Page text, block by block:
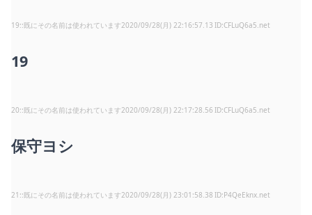
19: 既にその名前は使われています2020/09/28(月) 22:16:57.13 CFLuQ6a5.net
19
20: 既にその名前は使われています2020/09/28(月) 22:17:28.56 CFLuQ6a5.net
保守ヨシ
21 : 既にその名前は使われています2020/09/28(月) 23:01:58.38 P4QeEknx.net